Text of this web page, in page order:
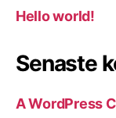
Hello world!
Senaste
A WordPress